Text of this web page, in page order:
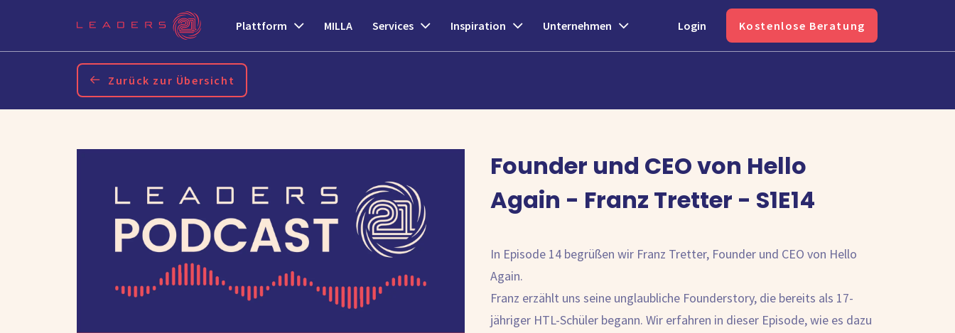
Plattform MILLA Services Inspiration Unternehmen Login Kostenlose Beratung
Zurück zur Übersicht
Founder und CEO von Hello
Again - Franz Tretter - S1E14
In Episode 14 begrüßen wir Franz Tretter, Founder und CEO von Hello
Again.
Franz erzählt uns seine unglaubliche Founderstory, die bereits als 17-
jähriger HTL-Schüler begann. Wir erfahren in dieser Episode, wie es dazu